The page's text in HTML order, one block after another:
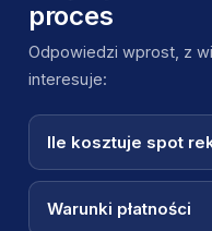
proces
Odpowiedzi wprost, z
interesuje:
Ile kosztuje spot
Warunki płatności